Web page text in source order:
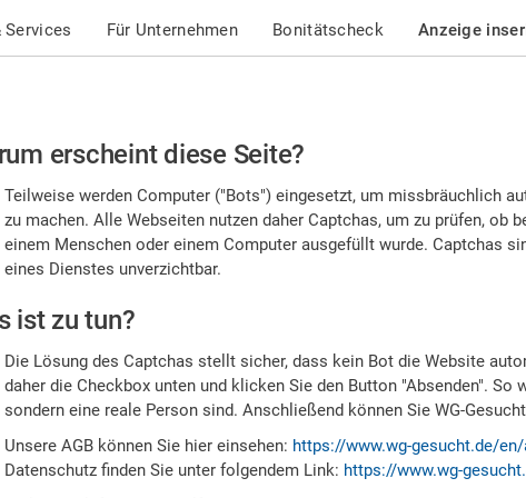
Services Für Unternehmen Bonitätscheck Anzeige
erscheint diese Seite?
Teilweise werden Computer ("Bots") eingesetzt, um missbräuchlich
zu machen. Alle Webseiten nutzen daher Captchas, um zu prüfen, ob
einem Menschen oder einem Computer ausgefüllt wurde. Captchas
eines Dienstes unverzichtbar.
ist zu tun?
Die Lösung des Captchas stellt sicher, dass kein Bot die Website
daher die Checkbox unten und klicken Sie den Button "Absenden". So
sondern eine reale Person sind. Anschließend können Sie WG-
Unsere AGB können Sie hier einsehen: https://www.wg-gesucht.de/en/
Datenschutz finden Sie unter folgendem Link: https://www.wg-